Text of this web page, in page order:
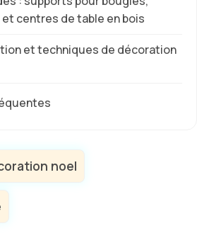
centres de table en bois
et techniques de décoration
noel